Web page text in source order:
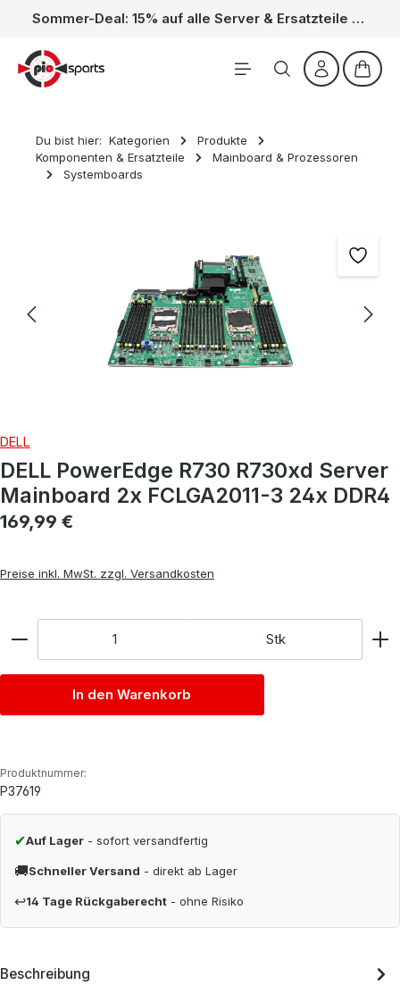
Zum Hauptinhalt springen Sommer-Deal: 15% auf alle Server & Ersatzteile – Kein Code nötig, der Rabatt wird automatisch im Warenkorb abgezogen. Gültig vom 01.06. bis 31.08.
Du bist hier: Kategorien
Produkte
Komponenten & Ersatzteile
Mainboard & Prozessoren
Systemboards
DELL
DELL PowerEdge R730 R730xd Server
Mainboard 2x FCLGA2011-3 24x DDR4
Regulärer Preis:
169,99 €
Preise inkl. MwSt. zzgl. Versandkosten
Stk
In den Warenkorb
Produktnummer:
P37619
✔Auf Lager - sofort versandfertig
🚚Schneller Versand - direkt ab Lager
↩14 Tage Rückgaberecht - ohne Risiko
Beschreibung